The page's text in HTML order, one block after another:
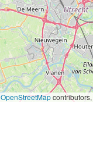
OpenStreetMapcontributors,